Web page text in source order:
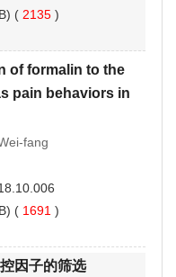
( 2135 )
of formalin to the
pain behaviors in
fang
( 1691 )
因子的筛选